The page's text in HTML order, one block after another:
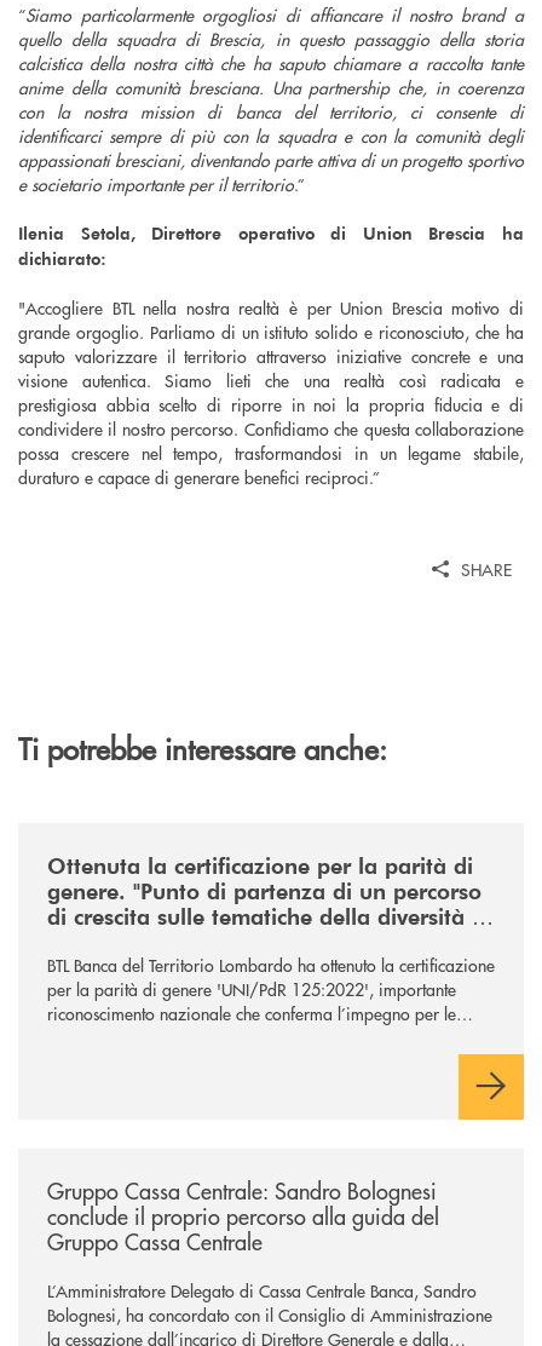
“Siamo particolarmente orgogliosi di affiancare il nostro brand a
quello della squadra di Brescia, in questo passaggio della storia
calcistica della nostra città che ha saputo chiamare a raccolta tante
anime della comunità bresciana. Una partnership che, in coerenza
con la nostra mission di banca del territorio, ci consente di
identificarci sempre di più con la squadra e con la comunità degli
appassionati bresciani, diventando parte attiva di un progetto sportivo
e societario importante per il territorio.”
Ilenia Setola, Direttore operativo di Union Brescia ha
dichiarato:
"Accogliere BTL nella nostra realtà è per Union Brescia motivo di
grande orgoglio. Parliamo di un istituto solido e riconosciuto, che ha
saputo valorizzare il territorio attraverso iniziative concrete e una
visione autentica. Siamo lieti che una realtà così radicata e
prestigiosa abbia scelto di riporre in noi la propria fiducia e di
condividere il nostro percorso. Confidiamo che questa collaborazione
possa crescere nel tempo, trasformandosi in un legame stabile,
duraturo e capace di generare benefici reciproci.”
SHARE
Ti potrebbe interessare anche:
Ottenuta la certificazione per la parità di
genere. "Punto di partenza di un percorso
di crescita sulle tematiche della diversità e
BTL Banca del Territorio Lombardo ha ottenuto la certificazione
per la parità di genere 'UNI/PdR 125:2022', importante
riconoscimento nazionale che conferma l’impegno per le
Gruppo Cassa Centrale: Sandro Bolognesi
conclude il proprio percorso alla guida del
Gruppo Cassa Centrale
L’Amministratore Delegato di Cassa Centrale Banca, Sandro
Bolognesi, ha concordato con il Consiglio di Amministrazione
la cessazione dall’incarico di Direttore Generale e dalla